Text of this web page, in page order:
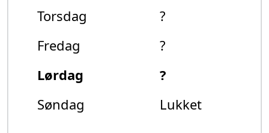
Torsdag
?
Fredag
?
Lørdag
?
Søndag
Lukket